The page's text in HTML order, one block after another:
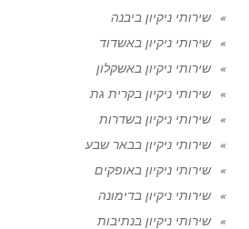
שירותי ניקיון ביבנה
שירותי ניקיון באשדוד
שירותי ניקיון באשקלון
שירותי ניקיון בקרית גת
שירותי ניקיון בשדרות
שירותי ניקיון בבאר שבע
שירותי ניקיון באופקים
שירותי ניקיון בדימונה
שירותי ניקיון בנתיבות